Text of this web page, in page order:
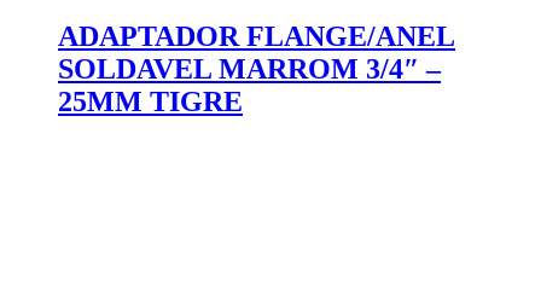
ADAPTADOR FLANGE/ANEL
SOLDAVEL MARROM 3/4″ –
25MM TIGRE